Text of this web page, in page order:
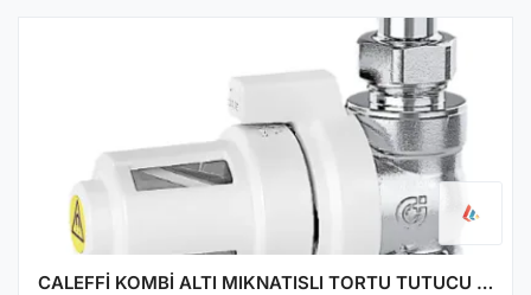
CALEFFİ KOMBİ ALTI MIKNATISLI TORTU TUTUCU FİLTRESİ 3/4” dış dişli x 3/4” iç dişli sabit somunlu